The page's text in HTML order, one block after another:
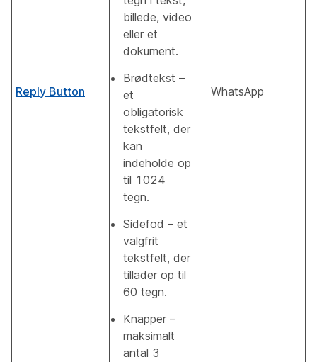
Reply Button
billede, video
eller et
dokument.
Brødtekst –
et
obligatorisk
tekstfelt, der
kan
indeholde op
til 1024
tegn.
Sidefod – et
valgfrit
tekstfelt, der
tillader op til
60 tegn.
Knapper –
maksimalt
antal 3
WhatsApp